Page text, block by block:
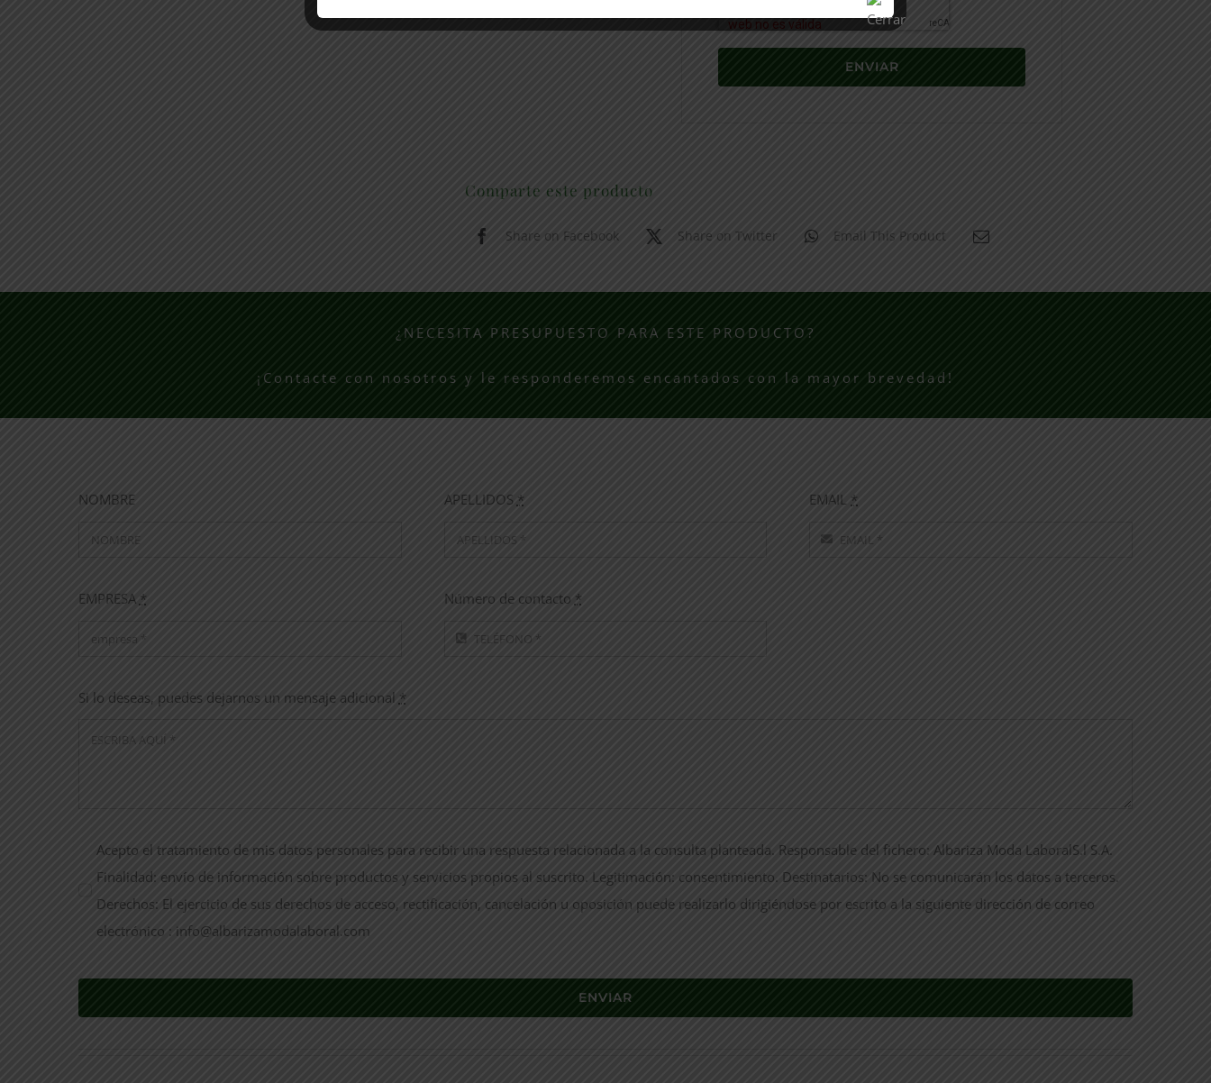
Comparte este producto
Share on Facebook Share on Twitter Email This Product
¿NECESITA PRESUPUESTO PARA ESTE PRODUCTO?
¡Contacte con nosotros y le responderemos encantados con la mayor brevedad!
NOMBRE
EMPRESA *
APELLIDOS *
Número de contacto *
EMAIL *
Si lo deseas, puedes dejarnos un mensaje adicional *
Acepto el tratamiento de mis datos personales para recibir una respuesta relacionada a la consulta planteada. Responsable del fichero: Albariza Moda LaboralS.l S.A.
Finalidad: envío de información sobre productos y servicios propios al suscrito. Legitimación: consentimiento. Destinatarios: No se comunicarán los datos a terceros.
Derechos: El ejercicio de sus derechos de acceso, rectificación, cancelación u oposición puede realizarlo dirigiéndose por escrito a la siguiente dirección de correo
electrónico : info@albarizamodalaboral.com
ENVIAR